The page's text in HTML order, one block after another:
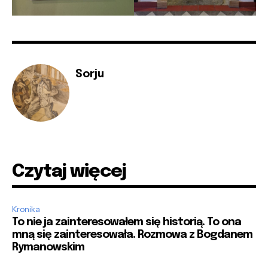
Sorju
Czytaj więcej
Kronika
To nie ja zainteresowałem się historią. To ona
mną się zainteresowała. Rozmowa z Bogdanem
Rymanowskim